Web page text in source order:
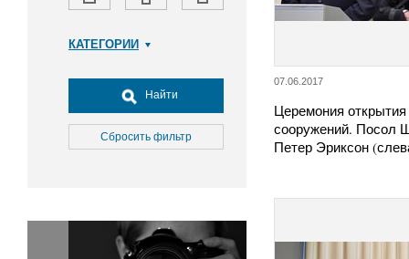
КАТЕГОРИИ
Досуг, туризм и отдых
Культура
Медицина
Окружающая среда
Политика
Найти
Сбросить фильтр
07.06.2017
Церемония
сооружений. Посол
Петер Эриксон